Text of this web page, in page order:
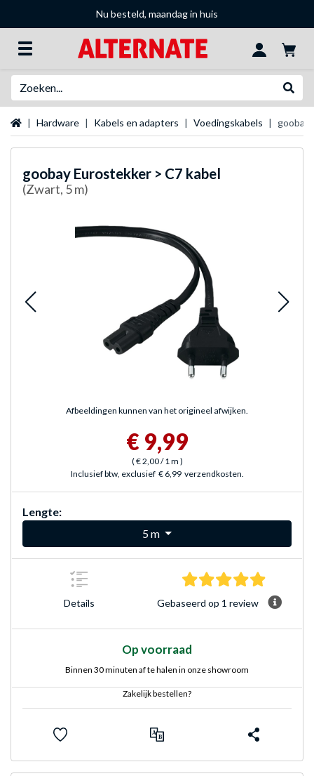
Nu besteld, maandag in huis
Startpagina
Hardware Kabels en adapters Voedingskabels goobay
goobay Eurostekker > C7 kabel
(Zwart, 5 m)
Afbeeldingen kunnen van het origineel afwijken.
€ 9,99
(€ 2,00/ 1 m )
Inclusief btw, exclusief € 6,99 verzendkosten.
Lengte:
5 m
Details Gebaseerd op 1 review
Op voorraad
Binnen 30 minuten af te halen in onze showroom
Zakelijk bestellen?